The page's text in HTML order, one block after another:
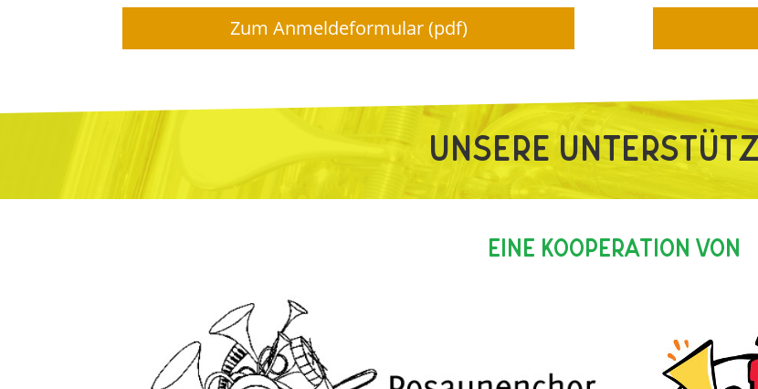
Zum Anmeldeformular (pdf)
Unsere
Eine Kooperation von